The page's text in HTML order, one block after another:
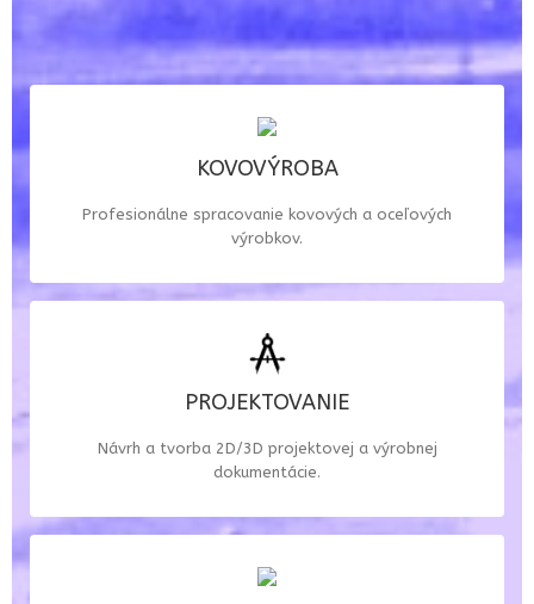
KOVOVÝROBA
Profesionálne spracovanie kovových a oceľových
výrobkov.
žiaruvzdorných výrobkov, oceľových konštrukcií a
montážou pre výrobný priemysel.
PROJEKTOVANIE
Návrh a tvorba 2D/3D projektovej a výrobnej
dokumentácie.
PROJEKTUJEME
Tvorba technickej dokumentácie existujúcich a nových
SOLIDWORKS a TEKLA.